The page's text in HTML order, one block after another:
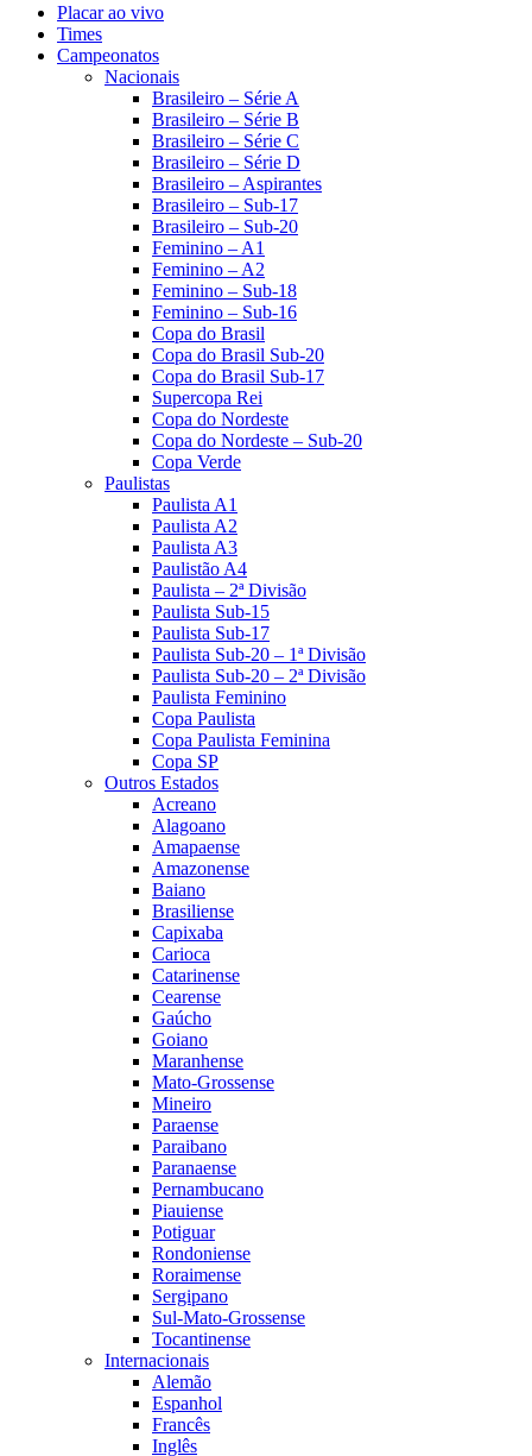
Placar ao vivo
Times
Campeonatos
Nacionais
Brasileiro – Série A
Brasileiro – Série B
Brasileiro – Série C
Brasileiro – Série D
Brasileiro – Aspirantes
Brasileiro – Sub-17
Brasileiro – Sub-20
Feminino – A1
Feminino – A2
Feminino – Sub-18
Feminino – Sub-16
Copa do Brasil
Copa do Brasil Sub-20
Copa do Brasil Sub-17
Supercopa Rei
Copa do Nordeste
Copa do Nordeste – Sub-20
Copa Verde
Paulistas
Paulista A1
Paulista A2
Paulista A3
Paulistão A4
Paulista – 2ª Divisão
Paulista Sub-15
Paulista Sub-17
Paulista Sub-20 – 1ª Divisão
Paulista Sub-20 – 2ª Divisão
Paulista Feminino
Copa Paulista
Copa Paulista Feminina
Copa SP
Outros Estados
Acreano
Alagoano
Amapaense
Amazonense
Baiano
Brasiliense
Capixaba
Carioca
Catarinense
Cearense
Gaúcho
Goiano
Maranhense
Mato-Grossense
Mineiro
Paraense
Paraibano
Paranaense
Pernambucano
Piauiense
Potiguar
Rondoniense
Roraimense
Sergipano
Sul-Mato-Grossense
Tocantinense
Internacionais
Alemão
Espanhol
Francês
Inglês